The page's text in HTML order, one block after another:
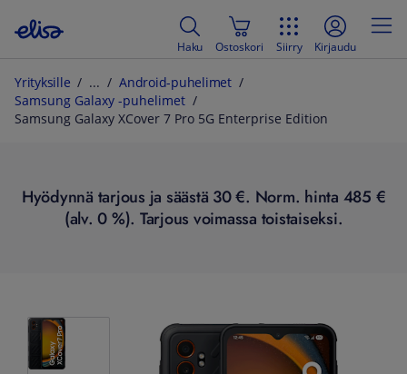
Haku Ostoskori Siirry Kirjaudu
Yrityksille
Android-puhelimet
Samsung Galaxy -puhelimet
Samsung Galaxy XCover 7 Pro 5G Enterprise Edition
Hyödynnä tarjous ja säästä 30 €. Norm. hinta 485 €
(alv. 0 %). Tarjous voimassa toistaiseksi.